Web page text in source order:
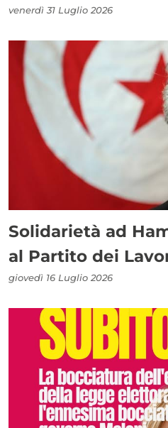
venerdì 31 Luglio 2026
Solidarietà ad
al Partito dei
giovedì 16 Luglio 2026